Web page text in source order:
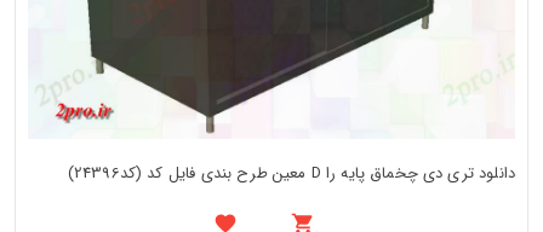
دانلود تری دی چخماق پایه را D معین طرح بندی فایل کد (کد24396)